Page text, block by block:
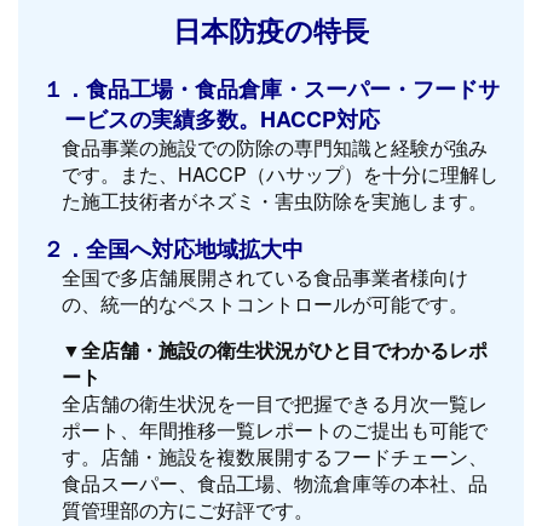
日本防疫の特長
１．食品工場・食品倉庫・スーパー・フードサ
ービスの実績多数。HACCP対応
食品事業の施設での防除の専門知識と経験が強み
です。また、HACCP（ハサップ）を十分に理解し
た施工技術者がネズミ・害虫防除を実施します。
２．全国へ対応地域拡大中
全国で多店舗展開されている食品事業者様向け
の、統一的なペストコントロールが可能です。
▼全店舗・施設の衛生状況がひと目でわかるレポ
ート
全店舗の衛生状況を一目で把握できる月次一覧レ
ポート、年間推移一覧レポートのご提出も可能で
す。店舗・施設を複数展開するフードチェーン、
食品スーパー、食品工場、物流倉庫等の本社、品
質管理部の方にご好評です。